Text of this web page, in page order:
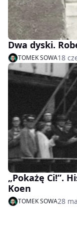
Dwa dyski.
TOMEK SOWA18
„Pokażę Ci!”.
Koen
TOMEK SOWA28